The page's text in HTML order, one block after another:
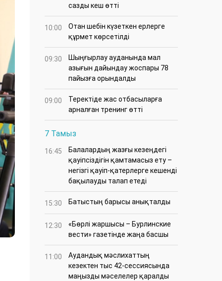
сазды кеш өтті
10:00
Отан шебін күзеткен ерлерге
құрмет көрсетілді
09:30
​Шыңғырлау ауданында мал
азығын дайындау жоспары 78
пайызға орындалды
09:00
​Теректіде жас отбасыларға
арналған тренинг өтті
7 Тамыз
16:45
Балалардың жазғы кезеңдегі
қауіпсіздігін қамтамасыз ету –
негізгі қауіп-қатерлерге кешенді
бақылауды талап етеді
15:30 Батыстың барысы анықталды
12:30
«Бөрлі жаршысы – Бурлинские
вести» газетінде жаңа басшы
11:00
Аудандық мәслихаттың
кезектен тыс 42-сессиясында
маңызды мәселелер қаралды